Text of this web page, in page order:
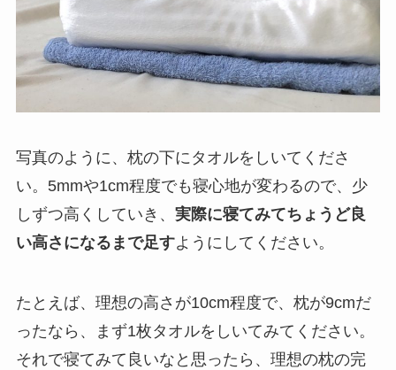
写真のように、枕の下にタオルをしいてくださ
い。5mmや1cm程度でも寝心地が変わるので、少
しずつ高くしていき、 実際に寝てみてちょうど良
い高さになるまで足すようにしてください。
たとえば、理想の高さが10cm程度で、枕が9cmだ
ったなら、まず1枚タオルをしいてみてください。
それで寝てみて良いなと思ったら、理想の枕の完